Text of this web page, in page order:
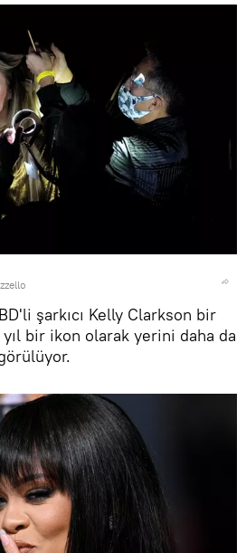
şarkıcı Kelly Clarkson bir
bir ikon olarak yerini daha da